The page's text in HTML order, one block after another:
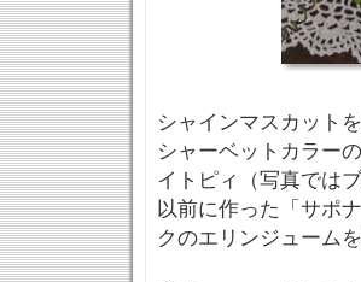
シャインマスカット
シャーベットカラー
イトピィ（写真では
以前に作った「サポ
クのエリンジューム